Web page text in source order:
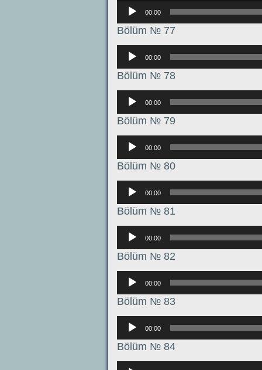
Аудиоплеер
00:00
Bölüm № 77
Аудиоплеер
00:00
Bölüm № 78
Аудиоплеер
00:00
Bölüm № 79
Аудиоплеер
00:00
Bölüm № 80
Аудиоплеер
00:00
Bölüm № 81
Аудиоплеер
00:00
Bölüm № 82
Аудиоплеер
00:00
Bölüm № 83
Аудиоплеер
00:00
Bölüm № 84
Аудиоплеер